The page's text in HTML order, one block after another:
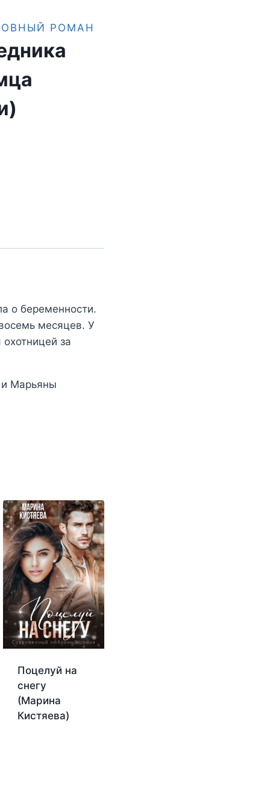
РОМАН
о беременности.
месяцев. У
за
и Марьяны
Поцелуй на
снегу
(Марина
Кистяева)